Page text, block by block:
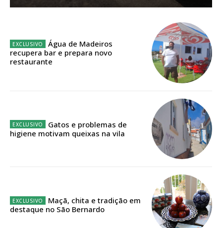
Planos de Assinatura
Faça-se assinante do Região de Cister e ajude-nos a manter este serviço
público!
Sendo assinante terá acesso a todos os conteúdos exclusivos e versões
12 meses
Água de Madeiros
recupera bar e prepara novo
restaurante
Gatos e problemas de
higiene motivam queixas na vila
Maçã, chita e tradição em
destaque no São Bernardo